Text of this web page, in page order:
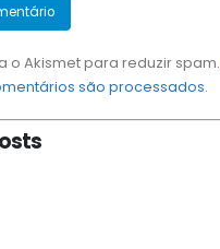
o Akismet para reduzir spam.
são processados.